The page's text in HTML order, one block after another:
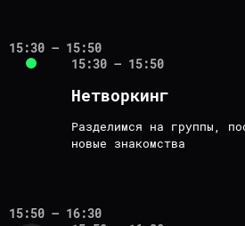
15:30 – 15:50
15:30 – 15:50
Нетворкинг
Разделимся на группы,
новые знакомства
15:50 – 16:30